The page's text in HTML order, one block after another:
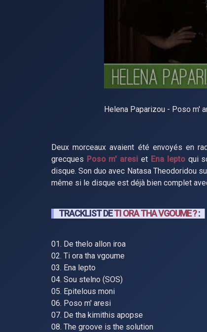
Helena Paparizou - Poso m'
Deux morceaux avaient été envoyés en
grecques Poso m' aresi et Ena leptoqui
disque. Son duo avec Natasa Theodoridou
même si le disque est déjà bien complet
TRACKLIST DETI ORA THA VGOUME ?:
01. De thelo allon iroa
02. Ti ora tha vgoume
03. Ena lepto
04. Sou stelno (SOS)
05. Epitelous moni
06. Poso m' aresi
07. De tha kimithis apopse
08. The groove is the solution